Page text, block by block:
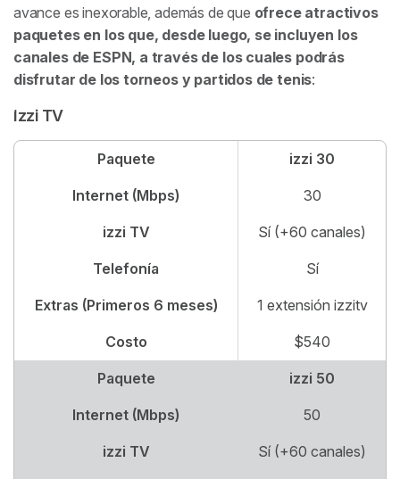
avance es inexorable, además de que ofrece atractivos
paquetes en los que, desde luego, se incluyen los
canales de ESPN, a través de los cuales podrás
disfrutar de los torneos y partidos de tenis:
Izzi TV
Paquete izzi 30
Internet (Mbps) 30
izzi TV Sí (+60 canales)
Telefonía Sí
Extras (Primeros 6 meses) 1 extensión izzitv
Costo $540
Paquete izzi 50
Internet (Mbps) 50
izzi TV Sí (+60 canales)